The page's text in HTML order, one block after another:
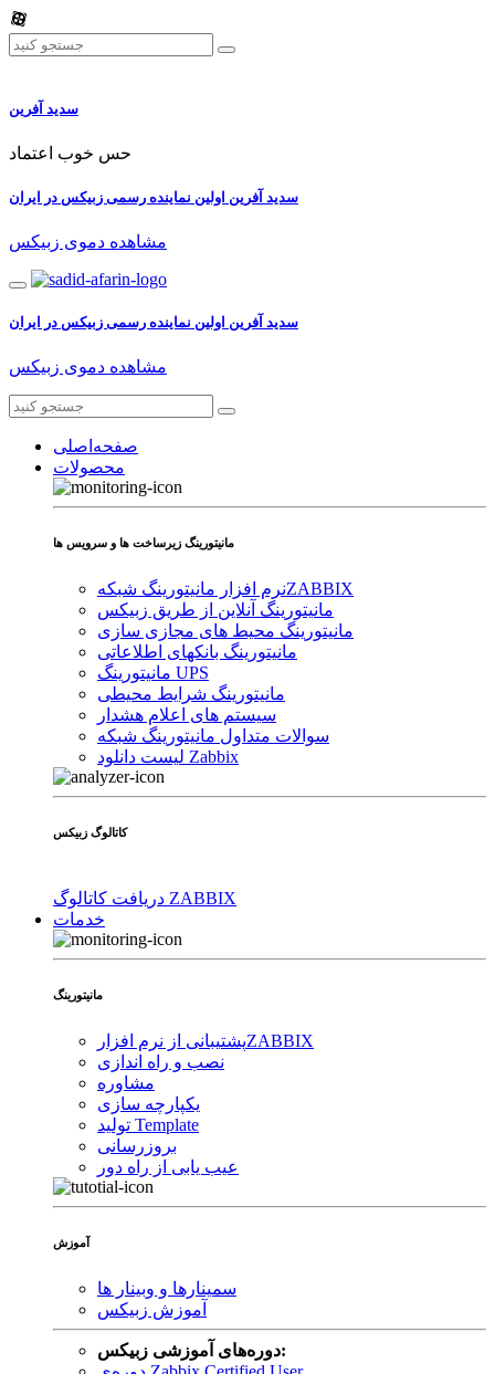
سدید آفرین
حس خوب اعتماد
سدید آفرین اولین نماینده رسمی زبیکس در ایران
مشاهده دموی زبیکس
سدید آفرین اولین نماینده رسمی زبیکس در ایران
مشاهده دموی زبیکس
صفحه‌اصلی
محصولات
مانیتورینگ زیرساخت ها و سرویس ها
نرم افزار مانیتورینگ شبکهZABBIX
مانیتورینگ آنلاین از طریق زبیکس
مانیتورینگ محیط های مجازی سازی
مانیتورینگ بانکهای اطلاعاتی
مانیتورینگ UPS
مانیتورینگ شرایط محیطی
سیستم های اعلام هشدار
سوالات متداول مانیتورینگ شبکه
لیست دانلود Zabbix
کاتالوگ زبیکس
دریافت کاتالوگ ZABBIX
خدمات
مانیتورینگ
پشتیبانی از نرم افزارZABBIX
نصب و راه اندازی
مشاوره
یکپارچه سازی
تولید Template
بروزرسانی
عیب یابی از راه دور
آموزش
سمینارها و وبینار ها
آموزش زبیکس
دوره‌های آموزشی زبیکس: